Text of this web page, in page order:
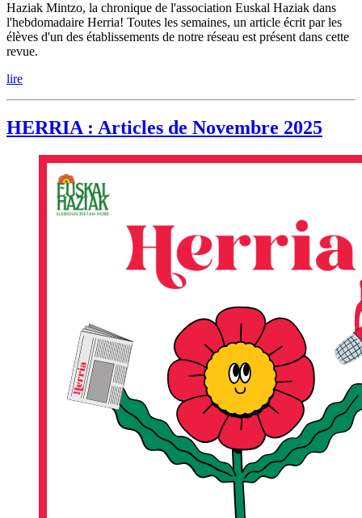
Haziak Mintzo, la chronique de l'association Euskal Haziak dans
l'hebdomadaire Herria! Toutes les semaines, un article écrit par les
élèves d'un des établissements de notre réseau est présent dans cette
revue.
lire
HERRIA : Articles de Novembre 2025